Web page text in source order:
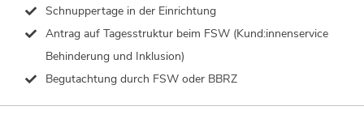
Schnuppertage in der Einrichtung
Antrag auf Tagesstruktur beim FSW (Kund:innenservice
Behinderung und Inklusion)
Begutachtung durch FSW oder BBRZ